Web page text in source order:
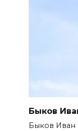
Быков
Быков Иван